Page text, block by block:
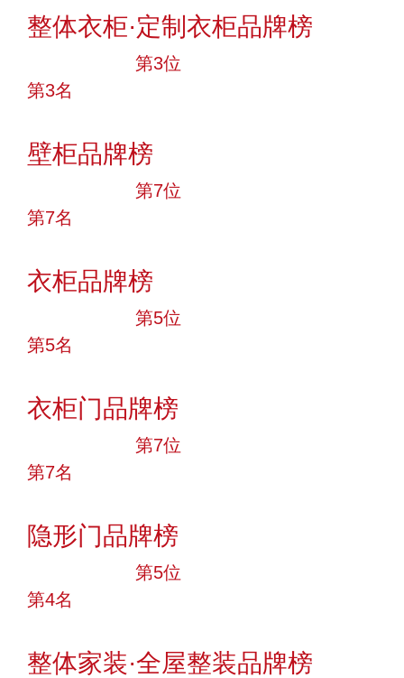
整体衣柜·定制衣柜品牌榜
第3位
第3名
壁柜品牌榜
第7位
第7名
衣柜品牌榜
第5位
第5名
衣柜门品牌榜
第7位
第7名
隐形门品牌榜
第5位
第4名
整体家装·全屋整装品牌榜